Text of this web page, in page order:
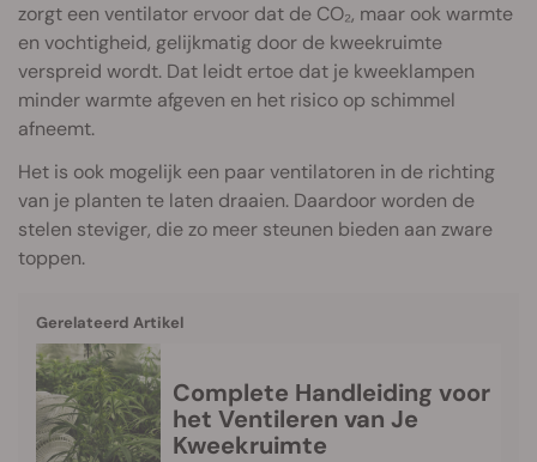
zorgt een ventilator ervoor dat de CO₂, maar ook warmte
en vochtigheid, gelijkmatig door de kweekruimte
verspreid wordt. Dat leidt ertoe dat je kweeklampen
minder warmte afgeven en het risico op schimmel
afneemt.
Het is ook mogelijk een paar ventilatoren in de richting
van je planten te laten draaien. Daardoor worden de
stelen steviger, die zo meer steunen bieden aan zware
toppen.
Gerelateerd Artikel
Complete Handleiding voor
het Ventileren van Je
Kweekruimte